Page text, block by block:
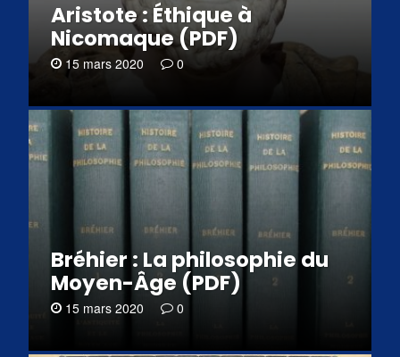
Aristote : Éthique à
Nicomaque (PDF)
15 mars 2020 0
Bréhier : La philosophie du
Moyen-Âge (PDF)
15 mars 2020 0